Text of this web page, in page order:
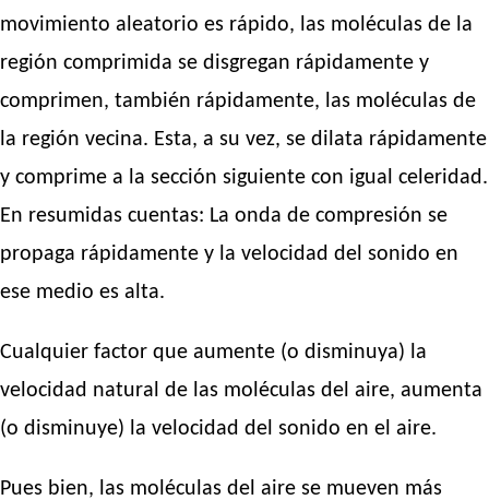
movimiento aleatorio es rápido, las moléculas de la
región comprimida se disgregan rápidamente y
comprimen, también rápidamente, las moléculas de
la región vecina. Esta, a su vez, se dilata rápidamente
y comprime a la sección siguiente con igual celeridad.
En resumidas cuentas: La onda de compresión se
propaga rápidamente y la velocidad del sonido en
ese medio es alta.
Cualquier factor que aumente (o disminuya) la
velocidad natural de las moléculas del aire, aumenta
(o disminuye) la velocidad del sonido en el aire.
Pues bien, las moléculas del aire se mueven más